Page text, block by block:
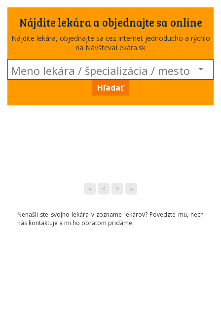
Nájdite lekára a objednajte sa online
Nájdite lekára, objednajte sa cez internet jednoducho a rýchlo
na NávštevaLekára.sk
Hľadať
« < > »
Nenašli ste svojho lekára v zozname lekárov? Povedzte mu, nech
nás kontaktuje a mi ho obratom pridáme.